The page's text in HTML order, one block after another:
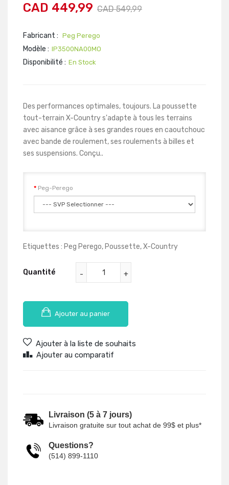
CAD 449,99 CAD 549,99
Fabricant : Peg Perego
Modèle : IP3500NA00MO
Disponibilité : En Stock
Des performances optimales, toujours. La poussette
tout-terrain X-Country s'adapte à tous les terrains
avec aisance grâce à ses grandes roues en caoutchouc
avec bande de roulement, ses roulements à billes et
ses suspensions. Conçu..
Peg-Perego
Etiquettes : Peg Perego, Poussette,X-Country
Quantité
Ajouter au panier
Ajouter à la liste de souhaits
Ajouter au comparatif
Livraison (5 à 7 jours)
Livraison gratuite sur tout achat de 99$ et plus*
Questions?
(514) 899-1110